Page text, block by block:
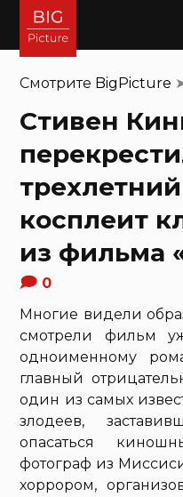
Смотрите BigPicture
Стивен
косплеит
из фильма
0
Многие видели
смотрели фильм
одноименному
главный
один из самых
злодеев,
опасаться
фотограф из
хоррором,